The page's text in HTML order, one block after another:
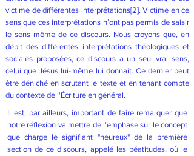
victime de différentes interprétations[2]. Victime en ce
sens que ces interprétations n’ont pas permis de saisir
le sens même de ce discours. Nous croyons que, en
dépit des différentes interprétations théologiques et
sociales proposées, ce discours a un seul vrai sens,
celui que Jésus lui-même lui donnait. Ce dernier peut
être déniché en scrutant le texte et en tenant compte
du contexte de l'Écriture en général.
Il est, par ailleurs, important de faire remarquer que
notre réflexion va mettre de l’emphase sur le concept
que charge le signifiant "heureux" de la première
section de ce discours, appelé les béatitudes, où le